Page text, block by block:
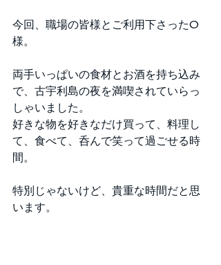
今回、職場の皆様とご利用下さったO
様。
両手いっぱいの食材とお酒を持ち込み
で、古宇利島の夜を満喫されていらっ
しゃいました。
好きな物を好きなだけ買って、料理し
て、食べて、呑んで笑って過ごせる時
間。
特別じゃないけど、貴重な時間だと思
います。